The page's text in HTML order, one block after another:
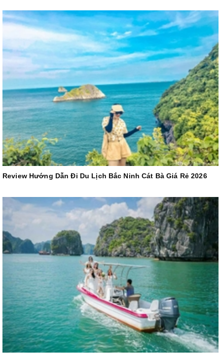
Review Hướng Dẫn Đi Du Lịch Bắc Ninh Cát Bà Giá Rẻ 2026